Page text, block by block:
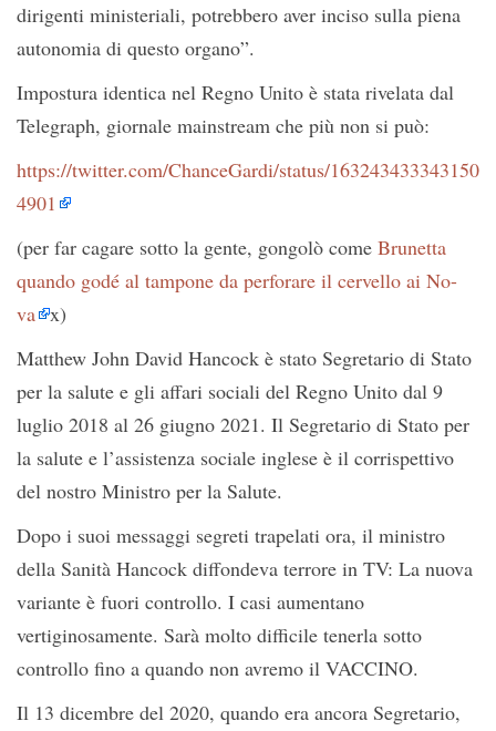
dirigenti ministeriali, potrebbero aver inciso sulla piena
autonomia di questo organo”.
Impostura identica nel Regno Unito è stata rivelata dal
Telegraph, giornale mainstream che più non si può:
https://twitter.com/ChanceGardi/status/163243433343150
4901
(per far cagare sotto la gente, gongolò come Brunetta
quando godé al tampone da perforare il cervello ai No-
va x)
Matthew John David Hancock è stato Segretario di Stato
per la salute e gli affari sociali del Regno Unito dal 9
luglio 2018 al 26 giugno 2021. Il Segretario di Stato per
la salute e l’assistenza sociale inglese è il corrispettivo
del nostro Ministro per la Salute.
Dopo i suoi messaggi segreti trapelati ora, il ministro
della Sanità Hancock diffondeva terrore in TV: La nuova
variante è fuori controllo. I casi aumentano
vertiginosamente. Sarà molto difficile tenerla sotto
controllo fino a quando non avremo il VACCINO.
Il 13 dicembre del 2020, quando era ancora Segretario,